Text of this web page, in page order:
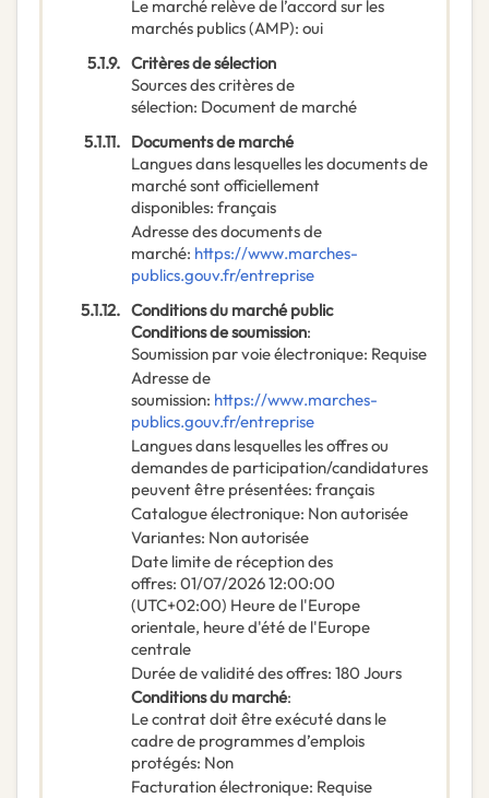
Le marché relève de l’accord sur les
marchés publics (AMP): oui
5.1.9. Critères de sélection
Sources des critères de
sélection: Document de marché
5.1.11. Documents de marché
Langues dans lesquelles les documents de
marché sont officiellement
disponibles: français
Adresse des documents de
marché: https://www.marches-
publics.gouv.fr/entreprise
5.1.12. Conditions du marché public
Conditions de soumission:
Soumission par voie électronique: Requise
Adresse de
soumission: https://www.marches-
publics.gouv.fr/entreprise
Langues dans lesquelles les offres ou
demandes de participation/candidatures
peuvent être présentées: français
Catalogue électronique: Non autorisée
Variantes: Non autorisée
Date limite de réception des
offres: 01/07/202612:00:00
(UTC+02:00) Heure de l'Europe
orientale, heure d'été de l'Europe
centrale
Durée de validité des offres: 180 Jours
Conditions du marché:
Le contrat doit être exécuté dans le
cadre de programmes d’emplois
protégés: Non
Facturation électronique: Requise